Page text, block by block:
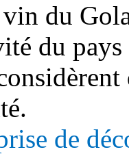
du
du
de